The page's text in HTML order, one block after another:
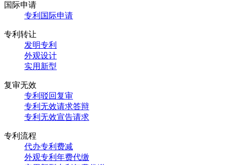
国际申请
专利国际申请
专利转让
发明专利
外观设计
实用新型
复审无效
专利驳回复审
专利无效请求答辩
专利无效宣告请求
专利流程
代办专利费减
外观专利年费代缴